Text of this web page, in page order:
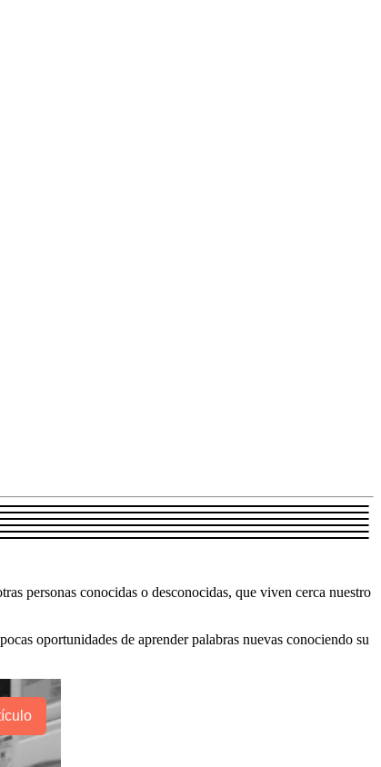
personas conocidas o desconocidas, que viven cerca nuestro
oportunidades de aprender palabras nuevas conociendo su